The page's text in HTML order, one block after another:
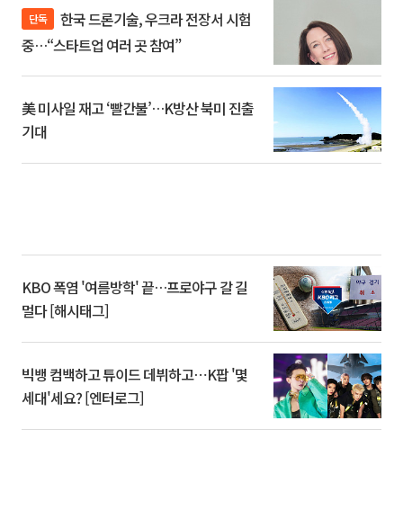
단독
중…“스타트업 여러 곳 참여”
美 미사일 재고 ‘빨간불’…K방산 북미 진출
기대
KBO 폭염 '여름방학' 끝…프로야구 갈 길
멀다 [해시태그]
빅뱅 컴백하고 튜이드 데뷔하고⋯K팝 '몇
세대'세요? [엔터로그]